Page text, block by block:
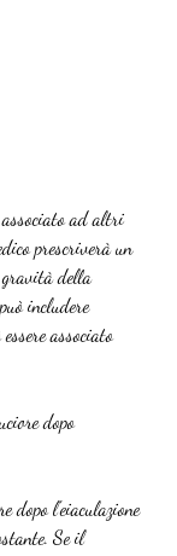
prescriverà un
della
includere
associato
dopo
dopo l'eiaculazione
Se il